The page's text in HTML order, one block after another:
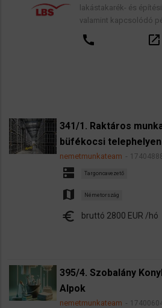
lakástakarék- és építési
valamint kapcsolódó
341/1. Raktáros
büfékocsi telephelyen
nemetmunkateam
dns Targoncavezető
map Németország
euro bruttó 2800 EUR /hó
395/4. Szobalány
Alpok
nemetmunkateam